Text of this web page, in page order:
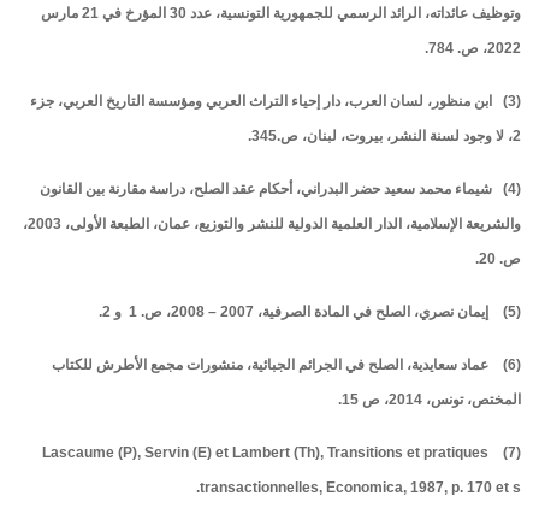
وتوظيف عائداته ، الرائد الرسمي للجمهورية التونسية، عدد 30 المؤرخ في 21 مارس
2022، ص. 784.
(3) ابن منظور، لسان العرب، دار إحياء التراث العربي ومؤسسة التاريخ العربي، جزء
2، لا وجود لسنة النشر، بيروت، لبنان، ص.345.
(4) شيماء محمد سعيد حضر البدراني، أحكام عقد الصلح، دراسة مقارنة بين القانون
والشريعة الإسلامية، الدار العلمية الدولية للنشر والتوزيع، عمان، الطبعة الأولى، 2003،
ص. 20.
(5) إيمان نصري، الصلح في المادة الصرفية، 2007 – 2008، ص. 1 و 2.
(6) عماد سعايدية، الصلح في الجرائم الجبائية، منشورات مجمع الأطرش للكتاب
المختص، تونس، 2014، ص 15.
(7) Lascaume (P), Servin (E) et Lambert (Th), Transitions et pratiques
transactionnelles, Economica, 1987, p. 170 et s.